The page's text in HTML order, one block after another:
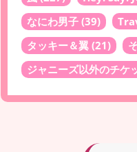
なにわ男子 (39)
タッキー＆翼 (21)
ジャニーズ以外のチケ